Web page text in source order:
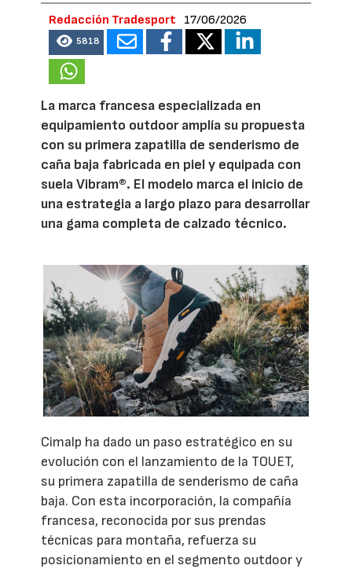
Redacción Tradesport 17/06/2026
5818
La marca francesa especializada en
equipamiento outdoor amplía su propuesta
con su primera zapatilla de senderismo de
caña baja fabricada en piel y equipada con
suela Vibram®. El modelo marca el inicio de
una estrategia a largo plazo para desarrollar
una gama completa de calzado técnico.
Cimalp ha dado un paso estratégico en su
evolución con el lanzamiento de la TOUET,
su primera zapatilla de senderismo de caña
baja. Con esta incorporación, la compañía
francesa, reconocida por sus prendas
técnicas para montaña, refuerza su
posicionamiento en el segmento outdoor y